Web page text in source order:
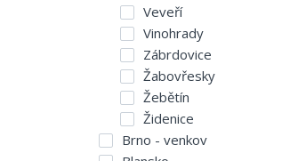
Veveří
Vinohrady
Zábrdovice
Žabovřesky
Žebětín
Židenice
Brno - venkov